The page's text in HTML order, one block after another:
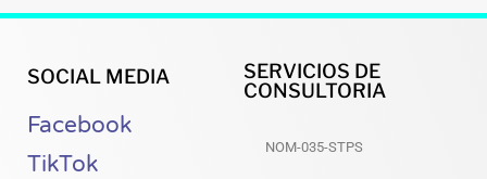
SOCIAL MEDIA
Facebook
TikTok
SERVICIOS DE
CONSULTORIA
NOM-035-STPS